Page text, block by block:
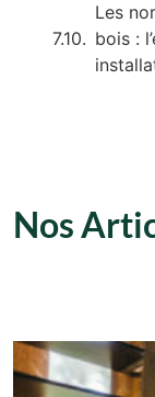
Les
bois :
Nos